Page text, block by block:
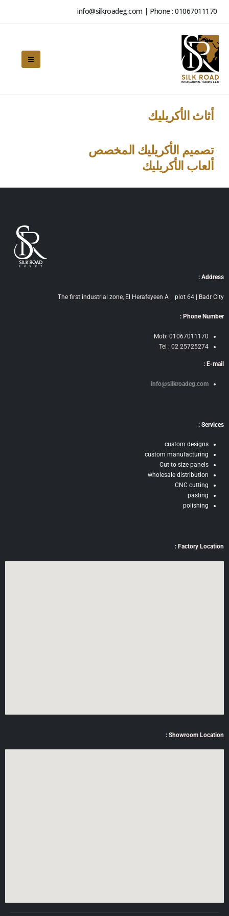
أثاث الأكريليك
تصميم الأكريليك المخصص
ألعاب الأكريليك
Address :
The first industrial zone, El Herafeyeen A | plot 64 | Badr City
Phone Number :
Mob: 01067011170
Tel : 02 25725274
E-mail :
info@silkroadeg.com
Services :
custom designs
custom manufacturing
Cut to size panels
wholesale distribution
CNC cutting
pasting
polishing
Factory Location :
Showroom Location :